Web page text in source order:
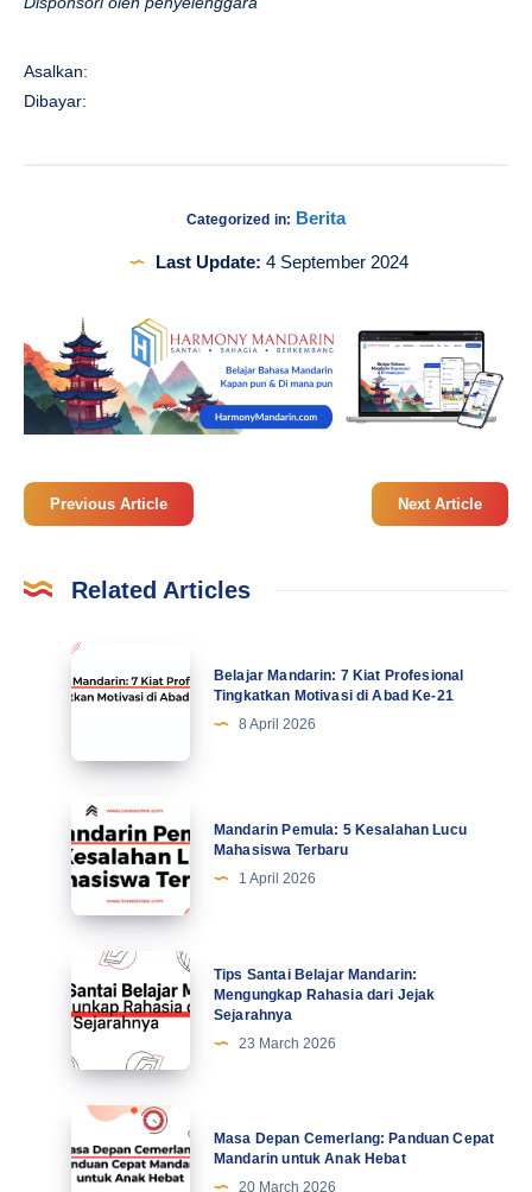
Asalkan:
Dibayar:
Categorized in: Berita
Last Update: 4 September 2024
Previous Article Next Article
Related Articles
Belajar
Mandarin:
Profesional
Tingkatkan
Motivasi
di
Abad
Ke-
Belajar Mandarin: 7 Kiat Profesional
Tingkatkan Motivasi di Abad Ke-21
8 April 2026
Mandarin
Pemula:
5
Kesalahan
Lucu
Mahasiswa
Terbaru
Mandarin Pemula: 5 Kesalahan Lucu
Mahasiswa Terbaru
1 April 2026
Tips
Santai
Belajar
Mandarin:
Mengungkap
Rahasia
dari
Jejak
Tips Santai Belajar Mandarin:
Mengungkap Rahasia dari Jejak
Sejarahnya
23 March 2026
Masa
Depan
Cemerlang:
Masa Depan Cemerlang: Panduan Cepat
Mandarin untuk Anak Hebat
20 March 2026